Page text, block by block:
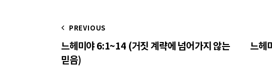
PREVIOUS
느헤미야 6:1~14 (거짓 계략에 넘어가지 않는
믿음)
느헤